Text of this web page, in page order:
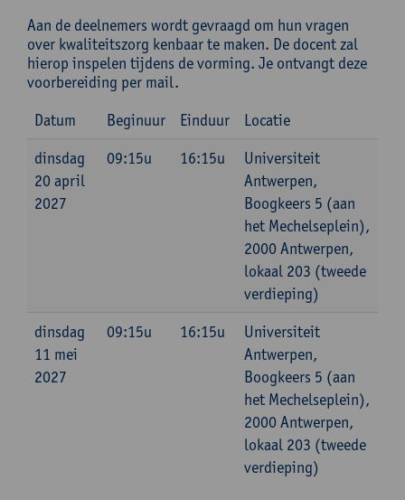
Aan de deelnemers wordt gevraagd om hun vragen
over kwaliteitszorg kenbaar te maken. De docent zal
hierop inspelen tijdens de vorming. Je ontvangt deze
voorbereiding per mail.
Datum
Beginuur Einduur
Locatie
dinsdag
20 april
2027
09:15u 16:15u
Universiteit
Antwerpen,
Boogkeers 5 (aan
het Mechelseplein),
2000 Antwerpen,
lokaal 203 (tweede
verdieping)
dinsdag
11 mei
2027
09:15u 16:15u
Universiteit
Antwerpen,
Boogkeers 5 (aan
het Mechelseplein),
2000 Antwerpen,
lokaal 203 (tweede
verdieping)